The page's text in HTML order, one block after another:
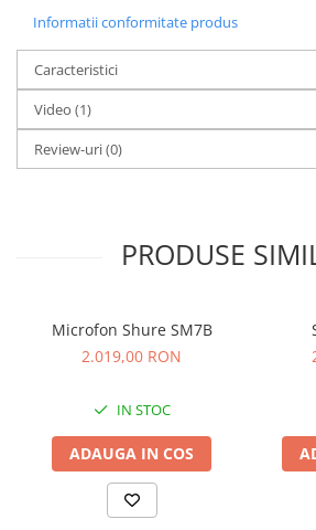
Standuri si stative de monitoare
Subwoofere de studio
Tratament acustic
Lumini si efecte
Accesorii pentru lumini
Case-uri de lumini
Comenzi si controllere
Efecte de lumini
Mixere DMX
Moving Head-uri
Par Led si Pinspot
Informatii conformitate produs
Caracteristici
Video (1)
Review-uri(0)
PRODUSE
Microfon Shure SM7B
2.019,00 RON
IN STOC
ADAUGA IN COS